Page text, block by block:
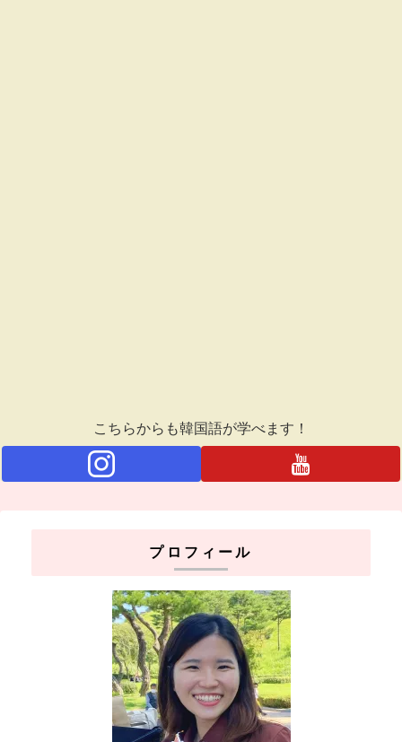
こちらからも韓国語が学べます！
プロフィール